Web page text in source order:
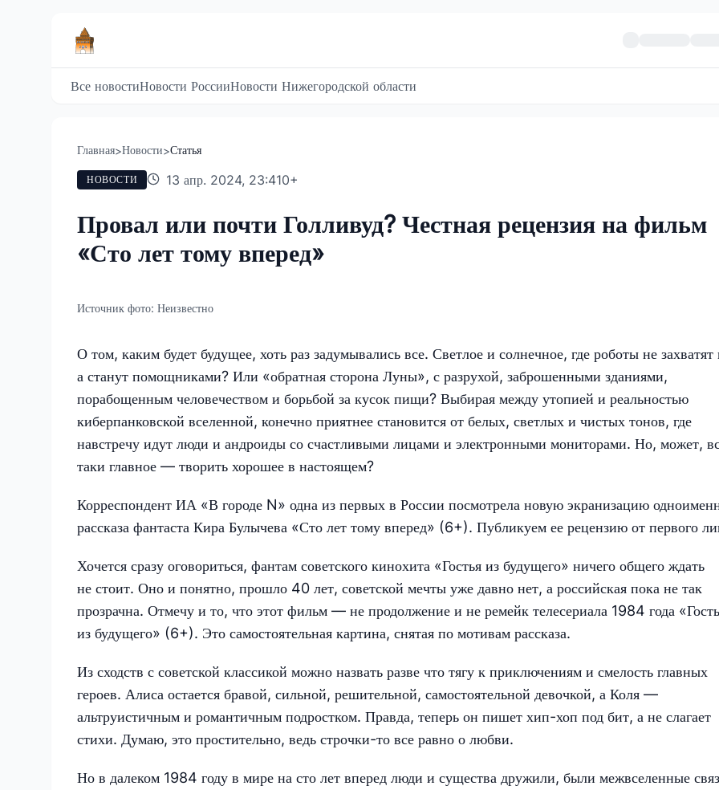
Все новостиНовости РоссииНовости Нижегородской области
Главная>Новости>Статья
НОВОСТИ 13 апр. 2024, 23:410+
Провал или почти Голливуд? Честная рецензия на фильм
«Сто лет тому вперед»
Источник фото: Неизвестно
О том, каким будет будущее, хоть раз задумывались все. Светлое и солнечное, где роботы не
а станут помощниками? Или «обратная сторона Луны», с разрухой, заброшенными зданиями,
порабощенным человечеством и борьбой за кусок пищи? Выбирая между утопией и реальностью
киберпанковской вселенной, конечно приятнее становится от белых, светлых и чистых тонов, где
навстречу идут люди и андроиды со счастливыми лицами и электронными мониторами. Но, может,
таки главное — творить хорошее в настоящем?
Корреспондент ИА «В городе N» одна из первых в России посмотрела новую экранизацию
рассказа фантаста Кира Булычева «Сто лет тому вперед» (6+). Публикуем ее рецензию от первого
Хочется сразу оговориться, фантам советского кинохита «Гостья из будущего» ничего общего ждать
не стоит. Оно и понятно, прошло 40 лет, советской мечты уже давно нет, а российская пока не так
прозрачна. Отмечу и то, что этот фильм — не продолжение и не ремейк телесериала 1984 года
из будущего» (6+). Это самостоятельная картина, снятая по мотивам рассказа.
Из сходств с советской классикой можно назвать разве что тягу к приключениям и смелость главных
героев. Алиса остается бравой, сильной, решительной, самостоятельной девочкой, а Коля —
альтруистичным и романтичным подростком. Правда, теперь он пишет хип-хоп под бит, а не слагает
стихи. Думаю, это простительно, ведь строчки-то все равно о любви.
Но в далеком 1984 году в мире на сто лет вперед люди и существа дружили, были межвселенные